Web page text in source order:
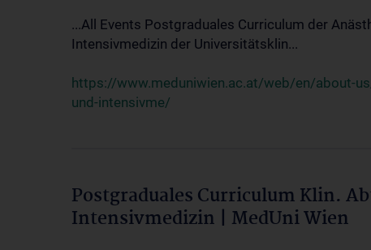
...All Events Postgraduales Curriculum der
Intensivmedizin der Universitätsklin...
https://www.meduniwien.ac.at/web/en/about-
und-intensivme/
Postgraduales Curriculum Klin.
Intensivmedizin | MedUni Wien